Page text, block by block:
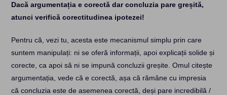
Dacă argumentația e corectă dar concluzia pare greșită,
atunci verifică corectitudinea ipotezei!
Pentru că, vezi tu, acesta este mecanismul simplu prin care
suntem manipulați: ni se oferă informații, apoi explicații solide și
corecte, ca apoi să ni se impună concluzii greșite. Omul citește
argumentația, vede că e corectă, așa că rămâne cu impresia
că concluzia este de asemenea corectă, deși pare incredibilă /